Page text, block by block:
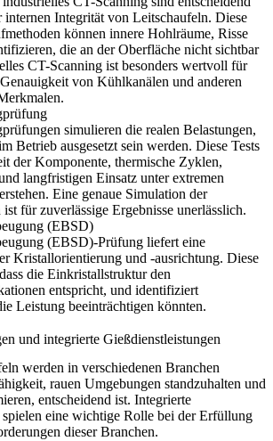
Integrität von Leitschaufeln. Diese
können innere Hohlräume, Risse
die an der Oberfläche nicht sichtbar
CT-Scanning ist besonders wertvoll für
von Kühlkanälen und anderen
simulieren die realen Belastungen,
Betrieb ausgesetzt sein werden. Diese Tests
der Komponente, thermische Zyklen,
langfristigen Einsatz unter extremen
Eine genaue Simulation der
für zuverlässige Ergebnisse unerlässlich.
(EBSD)
(EBSD)-Prüfung liefert eine
Kristallorientierung und -ausrichtung. Diese
die Einkristallstruktur den
entspricht, und identifiziert
Leistung beeinträchtigen könnten.
und integrierte Gießdienstleistungen
werden in verschiedenen Branchen
rauen Umgebungen standzuhalten und
entscheidend ist. Integrierte
eine wichtige Rolle bei der Erfüllung
dieser Branchen.